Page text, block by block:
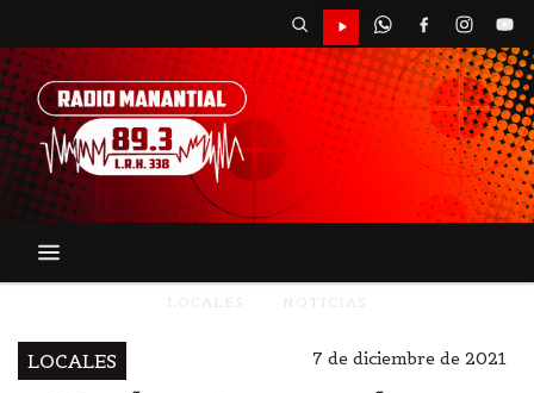
LOCALES 7 de diciembre de 2021